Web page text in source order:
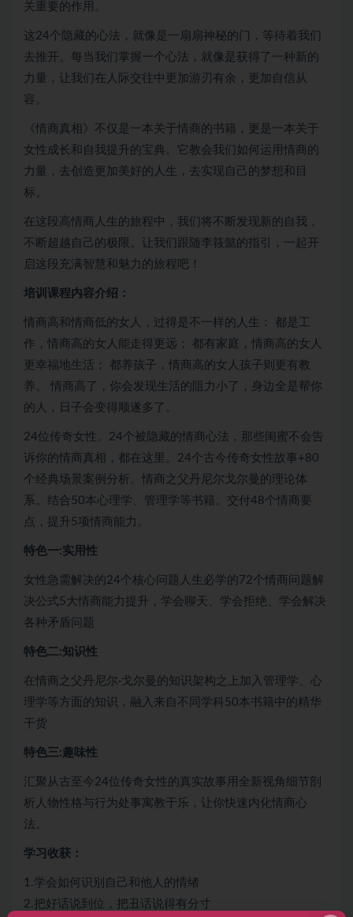
关重要的作用。
这24个隐藏的心法，就像是一扇扇神秘的门，等待着我们
去推开。每当我们掌握一个心法，就像是获得了一种新的
力量，让我们在人际交往中更加游刃有余，更加自信从
容。
《情商真相》不仅是一本关于情商的书籍，更是一本关于
女性成长和自我提升的宝典。它教会我们如何运用情商的
力量，去创造更加美好的人生，去实现自己的梦想和目
标。
在这段高情商人生的旅程中，我们将不断发现新的自我，
不断超越自己的极限。让我们跟随李筱懿的指引，一起开
启这段充满智慧和魅力的旅程吧！
培训课程内容介绍：
情商高和情商低的女人，过得是不一样的人生： 都是工
作，情商高的女人能走得更远； 都有家庭，情商高的女人
更幸福地生活； 都养孩子，情商高的女人孩子则更有教
养。 情商高了，你会发现生活的阻力小了，身边全是帮你
的人，日子会变得顺遂多了。
24位传奇女性。24个被隐藏的情商心法，那些闺蜜不会告
诉你的情商真相，都在这里。24个古今传奇女性故事+80
个经典场景案例分析。情商之父丹尼尔戈尔曼的理论体
系。结合50本心理学、管理学等书籍。交付48个情商要
点，提升5项情商能力。
特色一:实用性
女性急需解决的24个核心问题人生必学的72个情商问题解
决公式5大情商能力提升，学会聊天、学会拒绝、学会解决
各种矛盾问题
特色二:知识性
在情商之父丹尼尔·戈尔曼的知识架构之上加入管理学、心
理学等方面的知识，融入来自不同学科50本书籍中的精华
干货
特色三:趣味性
汇聚从古至今24位传奇女性的真实故事用全新视角细节剖
析人物性格与行为处事寓教于乐，让你快速内化情商心
法。
学习收获：
1.学会如何识别自己和他人的情绪
2.把好话说到位，把丑话说得有分寸